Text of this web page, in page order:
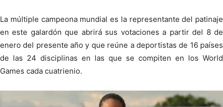
La múltiple campeona mundial es la representante del patinaje
en este galardón que abrirá sus votaciones a partir del 8 de
enero del presente año y que reúne a deportistas de 16 países
de las 24 disciplinas en las que se compiten en los World
Games cada cuatrienio.